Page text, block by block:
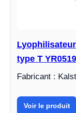
type T
Fabricant :
Voir le produit